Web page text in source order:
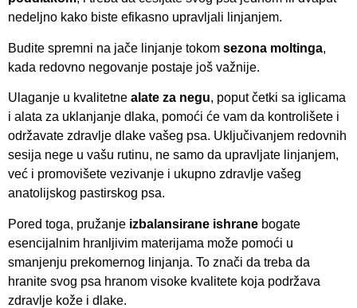
nedeljno kako biste efikasno upravljali linjanjem.
Budite spremni na jače linjanje tokom sezona moltinga,
kada redovno negovanje postaje još važnije.
Ulaganje u kvalitetne alate za negu, poput četki sa iglicama
i alata za uklanjanje dlaka, pomoći će vam da kontrolišete i
održavate zdravlje dlake vašeg psa. Uključivanjem redovnih
sesija nege u vašu rutinu, ne samo da upravljate linjanjem,
već i promovišete vezivanje i ukupno zdravlje vašeg
anatolijskog pastirskog psa.
Pored toga, pružanje izbalansirane ishrane bogate
esencijalnim hranljivim materijama može pomoći u
smanjenju prekomernog linjanja. To znači da treba da
hranite svog psa hranom visoke kvalitete koja podržava
zdravlje kože i dlake.